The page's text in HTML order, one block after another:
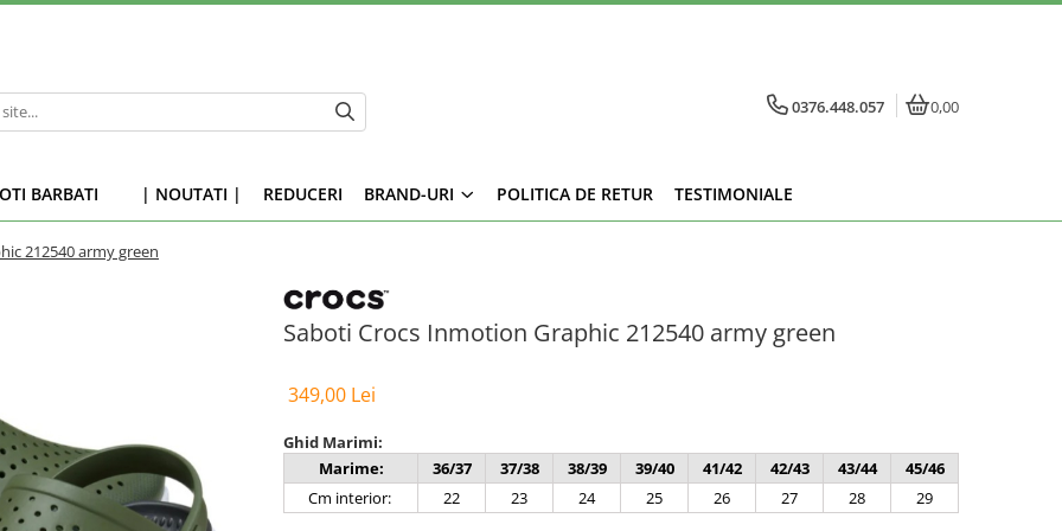
0376.448.057 0,00
BARBATI | NOUTATI | REDUCERI BRAND-URI POLITICA DE RETUR TESTIMONIALE
212540 army green
Saboti Crocs Inmotion Graphic 212540 army green
349,00 Lei
Ghid Marimi:
Marime:
36/37 37/38 38/39 39/40 41/42 42/43 43/44
45/46
Cm interior:
22 23 24 25 26 27 28 29